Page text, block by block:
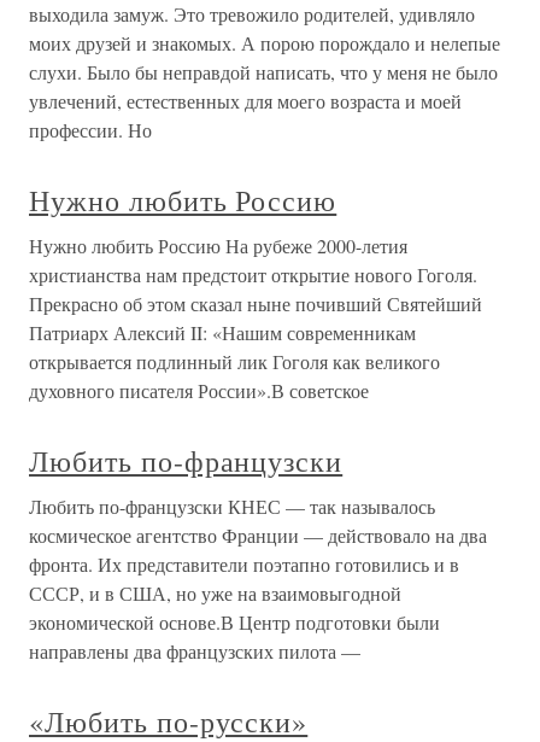
выходила замуж. Это тревожило родителей, удивляло
моих друзей и знакомых. А порою порождало и нелепые
слухи. Было бы неправдой написать, что у меня не было
увлечений, естественных для моего возраста и моей
профессии. Но
Нужно любить Россию
Нужно любить Россию На рубеже 2000-летия
христианства нам предстоит открытие нового Гоголя.
Прекрасно об этом сказал ныне почивший Святейший
Патриарх Алексий II: «Нашим современникам
открывается подлинный лик Гоголя как великого
духовного писателя России».В советское
Любить по-французски
Любить по-французски КНЕС — так называлось
космическое агентство Франции — действовало на два
фронта. Их представители поэтапно готовились и в
СССР, и в США, но уже на взаимовыгодной
экономической основе.В Центр подготовки были
направлены два французских пилота —
«Любить по-русски»